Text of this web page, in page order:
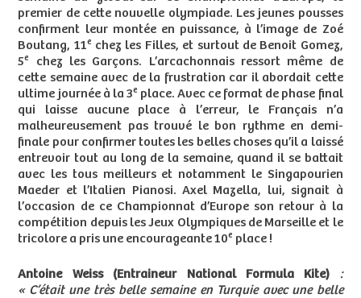
premier de cette nouvelle olympiade. Les jeunes pousses
confirment leur montée en puissance, à l’image de Zoé
Boutang, 11e chez les Filles, et surtout de Benoit Gomez,
5e
chez les Garçons. L’arcachonnais ressort même de
cette semaine avec de la frustration car il abordait cette
ultime journée à la 3e place. Avec ce format de phase final
qui laisse aucune place à l’erreur, le Français n’a
malheureusement pas trouvé le bon rythme en demi-
finale pour confirmer toutes les belles choses qu’il a laissé
entrevoir tout au long de la semaine, quand il se battait
avec les tous meilleurs et notamment le Singapourien
Maeder et l’Italien Pianosi. Axel Mazella, lui, signait à
l’occasion de ce Championnat d’Europe son retour à la
compétition depuis les Jeux Olympiques de Marseille et le
tricolore a pris une encourageante 10e place !
Antoine Weiss (Entraineur National Formula Kite) :
« C’était une très belle semaine en Turquie avec une belle